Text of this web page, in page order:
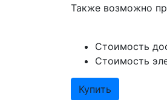
Также возможно
Стоимость
Стоимость
Купить